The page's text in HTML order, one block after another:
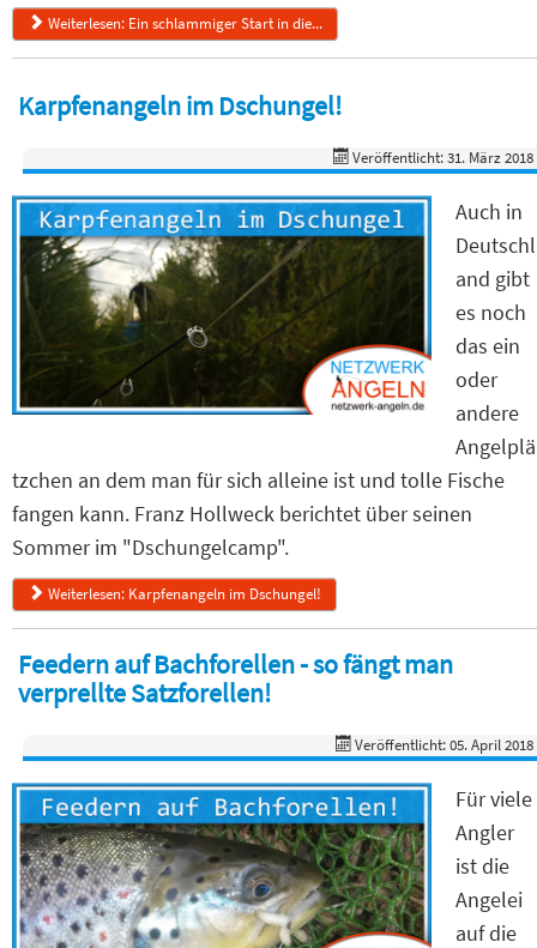
Weiterlesen: Ein schlammiger Start in die...
Karpfenangeln im Dschungel!
Veröffentlicht: 31. März 2018
Auch in
Deutschl
and gibt
es noch
das ein
oder
andere
Angelplä
tzchen an dem man für sich alleine ist und tolle Fische
fangen kann. Franz Hollweck berichtet über seinen
Sommer im "Dschungelcamp".
Weiterlesen: Karpfenangeln im Dschungel!
Feedern auf Bachforellen - so fängt man
verprellte Satzforellen!
Veröffentlicht: 05. April 2018
Für viele
Angler
ist die
Angelei
auf die